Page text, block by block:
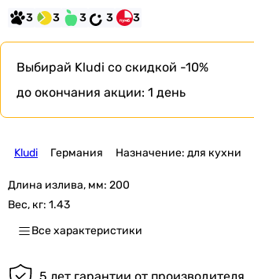
3 3 3 3 3
Выбирай Kludi со скидкой -10%
до окончания акции: 1 день
Kludi Германия Назначение: для кухни
Длина излива, мм: 200
Вес, кг: 1.43
Все характеристики